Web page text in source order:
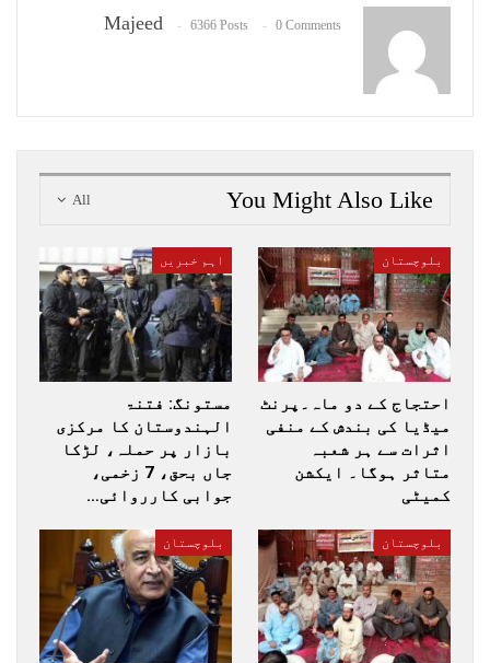
Majeed 6366 Posts 0 Comments
All You Might Also Like
بلوچستان
احتجاج کے دو ماہ۔پرنٹ
میڈیا کی بندش کے منفی
اثرات سے ہر شعبہ
متاثر ہوگا۔ ایکشن
کمیٹی
اہم خبریں
مستونگ: فتنۃ
الہندوستان کا مرکزی
بازار پر حملہ، لڑکا
جاں بحق، 7 زخمی،
جوابی کارروائی…
بلوچستان بلوچستان